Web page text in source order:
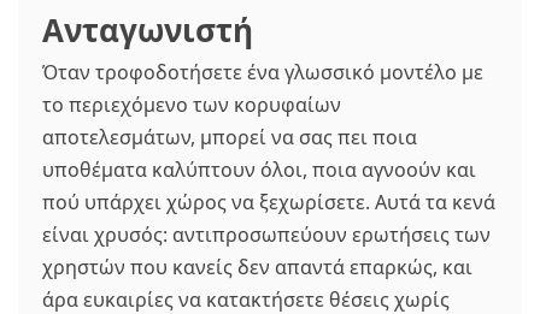
Ανταγωνιστή
Όταν τροφοδοτήσετε ένα γλωσσικό μοντέλο με
το περιεχόμενο των κορυφαίων
αποτελεσμάτων, μπορεί να σας πει ποια
υποθέματα καλύπτουν όλοι, ποια αγνοούν και
πού υπάρχει χώρος να ξεχωρίσετε. Αυτά τα κενά
είναι χρυσός: αντιπροσωπεύουν ερωτήσεις των
χρηστών που κανείς δεν απαντά επαρκώς, και
άρα ευκαιρίες να κατακτήσετε θέσεις χωρίς